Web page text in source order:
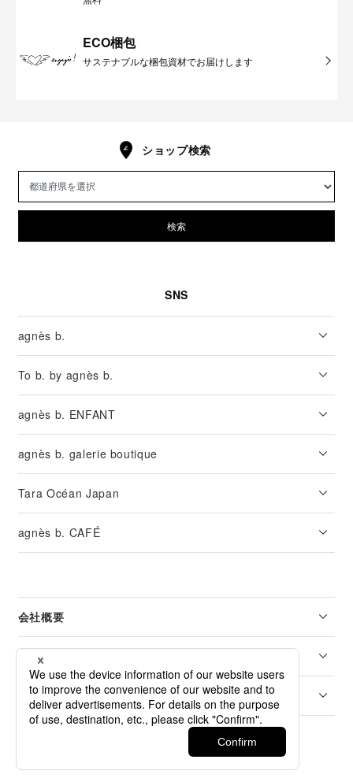
ECO梱包
サステナブルな梱包資材でお届けします
ショップ検索
検索
SNS
agnès b.
To b. by agnès b.
agnès b. ENFANT
agnès b. galerie boutique
Tara Océan Japan
agnès b. CAFÉ
会社概要
リーガル
カスタマーサービス